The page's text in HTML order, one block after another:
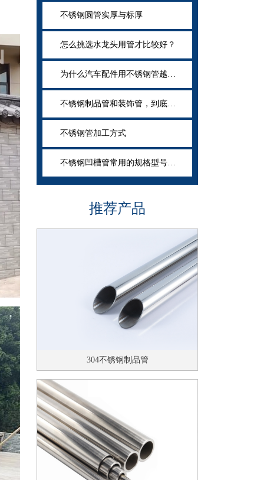
不锈钢圆管实厚与标厚
怎么挑选水龙头用管才比较好？
为什么汽车配件用不锈钢管越来越成为当下趋势？
不锈钢制品管和装饰管，到底有什么不同？
不锈钢管加工方式
不锈钢凹槽管常用的规格型号有哪些？
推荐产品
304不锈钢制品管